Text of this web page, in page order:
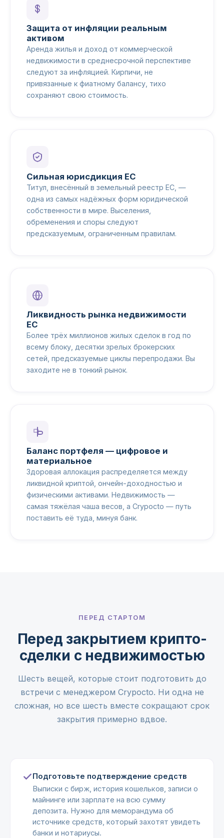
Защита от инфляции реальным
активом
Аренда жилья и доход от коммерческой
недвижимости в среднесрочной перспективе
следуют за инфляцией. Кирпичи, не
привязанные к фиатному балансу, тихо
сохраняют свою стоимость.
Сильная юрисдикция ЕС
Титул, внесённый в земельный реестр ЕС, —
одна из самых надёжных форм юридической
собственности в мире. Выселения,
обременения и споры следуют
предсказуемым, ограниченным правилам.
Ликвидность рынка недвижимости
ЕС
Более трёх миллионов жилых сделок в год по
всему блоку, десятки зрелых брокерских
сетей, предсказуемые циклы перепродажи. Вы
заходите не в тонкий рынок.
Баланс портфеля — цифровое и
материальное
Здоровая аллокация распределяется между
ликвидной криптой, ончейн-доходностью и
физическими активами. Недвижимость —
самая тяжёлая чаша весов, а Crypocto — путь
поставить её туда, минуя банк.
ПЕРЕД СТАРТОМ
Перед закрытием крипто-
сделки с недвижимостью
Шесть вещей, которые стоит подготовить до
встречи с менеджером Crypocto. Ни одна не
сложная, но все шесть вместе сокращают срок
закрытия примерно вдвое.
Подготовьте подтверждение средств
Выписки с бирж, история кошельков, записи о
майнинге или зарплате на всю сумму
депозита. Нужно для меморандума об
источнике средств, который захотят увидеть
банки и нотариусы.